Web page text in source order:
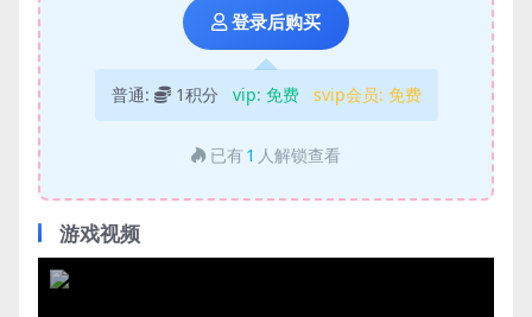
登录后购买
普通: 1积分 vip: 免费 svip会员: 免费
已有 1 人解锁查看
游戏视频